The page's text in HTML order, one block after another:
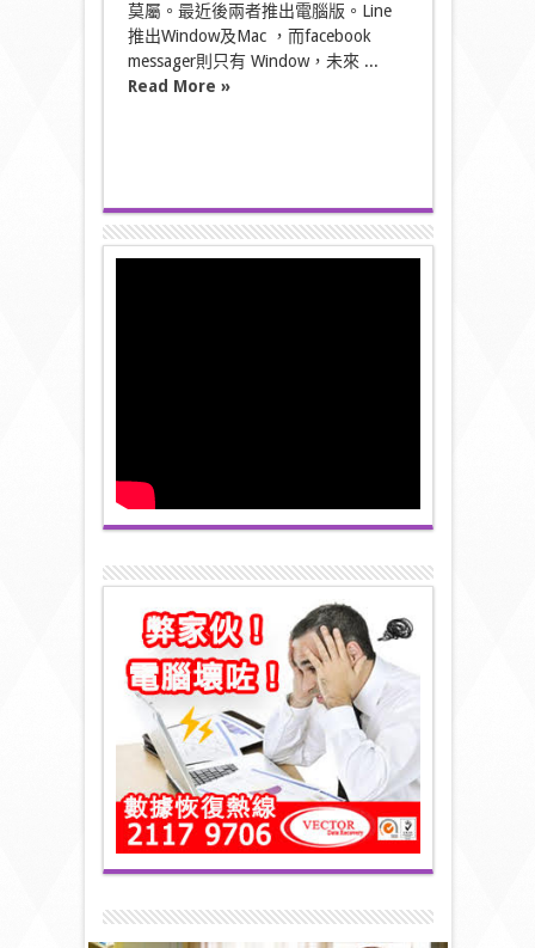
莫屬。最近後兩者推出電腦版。Line
推出Window及Mac ，而facebook
messager則只有 Window，未來 ...
Read More »